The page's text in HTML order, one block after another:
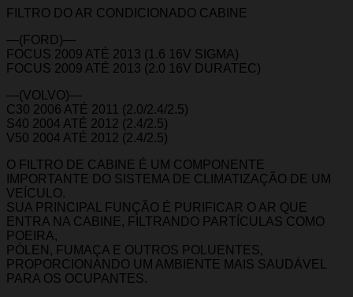
FILTRO DO AR CONDICIONADO CABINE
—(FORD)—
FOCUS 2009 ATÉ 2013 (1.6 16V SIGMA)
FOCUS 2009 ATÉ 2013 (2.0 16V DURATEC)
—(VOLVO)—
C30 2006 ATÉ 2011 (2.0/2.4/2.5)
S40 2004 ATÉ 2012 (2.4/2.5)
V50 2004 ATÉ 2012 (2.4/2.5)
O FILTRO DE CABINE É UM COMPONENTE
IMPORTANTE DO SISTEMA DE CLIMATIZAÇÃO DE UM
VEÍCULO.
SUA PRINCIPAL FUNÇÃO É PURIFICAR O AR QUE
ENTRA NA CABINE, FILTRANDO PARTÍCULAS COMO
POEIRA,
PÓLEN, FUMAÇA E OUTROS POLUENTES,
PROPORCIONANDO UM AMBIENTE MAIS SAUDÁVEL
PARA OS OCUPANTES.